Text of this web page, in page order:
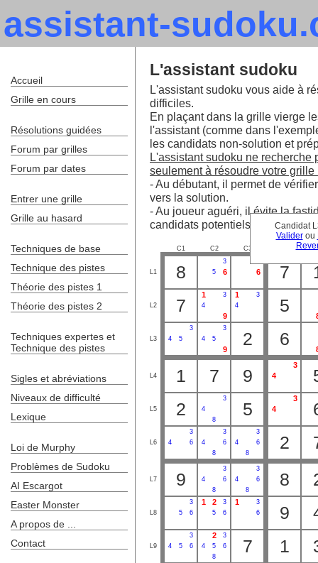
assistant-
Candidat
Validerou
L'assistant sudoku
L'assistant sudoku vous aide à
difficiles.
En plaçant dans la grille vierge
l'assistant (comme dans
les candidats non-solution et
L'assistant sudoku ne
seulement à résoudre votre grille
- Au débutant, il permet de
vers la solution.
- Au joueur aguéri, il évite la
candidats potentiels.
C1 C2 C3
L1 8
3
5
6 6 7
L2 7
1
3
4
9
1
3
4
5
L3
3
4
5
3
4
5
9
2 6
L4 1 7 9
3
4
L5 2
3
4
8
5
3
4
L6
3
4
6
3
4
6
8
3
4
6
8
2
L7 9
3
4
6
8
3
4
6
8
8
L8
3
5
6
1 2
3
5
6
1
3
6
9
L9
3
4
5 6
2
3
4
5
6
8
7 1
Accueil
Grille en cours
Résolutions guidées
Forum par grilles
Forum par dates
Entrer une grille
Grille au hasard
Techniques de base
Technique des pistes
Théorie des pistes 1
Théorie des pistes 2
Techniques expertes et
Technique des pistes
Sigles et abréviations
Niveaux de difficulté
Lexique
Loi de Murphy
Problèmes de Sudoku
AI Escargot
Easter Monster
A propos de ...
Contact